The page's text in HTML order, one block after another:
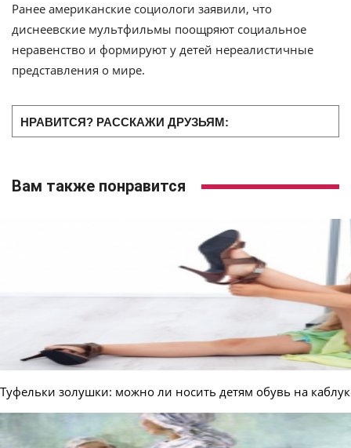
Ранее американские социологи заявили, что
диснеевские мультфильмы поощряют социальное
неравенство и формируют у детей нереалистичные
представления о мире.
НРАВИТСЯ? РАССКАЖИ ДРУЗЬЯМ:
Вам также понравится
Туфельки золушки: можно ли носить детям обувь на